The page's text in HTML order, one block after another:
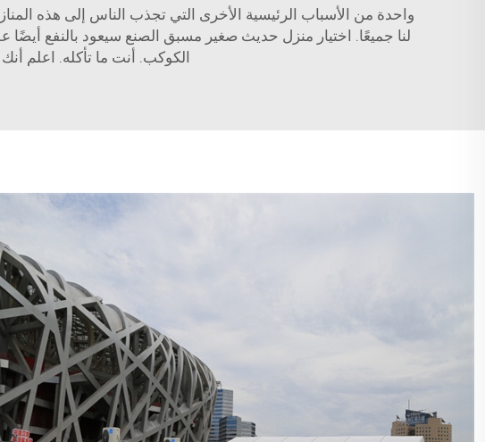
واحدة من الأسباب الرئيسية الأخرى التي تجذب الناس إلى هذه
لنا جميعًا. اختيار منزل حديث صغير مسبق الصنع سيعود بالنفع أيضًا
الكوكب. أنت ما تأكله. اعلم